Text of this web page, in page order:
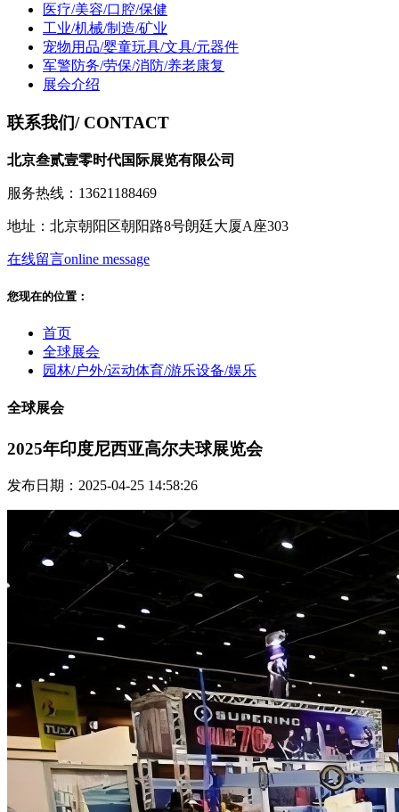
医疗/美容/口腔/保健
工业/机械/制造/矿业
宠物用品/婴童玩具/文具/元器件
军警防务/劳保/消防/养老康复
展会介绍
联系我们/ CONTACT
北京叁贰壹零时代国际展览有限公司
服务热线：13621188469
地址：北京朝阳区朝阳路8号朗廷大厦A座303
在线留言online message
您现在的位置：
首页
全球展会
园林/户外/运动体育/游乐设备/娱乐
全球展会
2025年印度尼西亚高尔夫球展览会
发布日期：2025-04-25 14:58:26